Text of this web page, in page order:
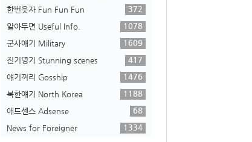
한번웃자 Fun Fun Fun
372
알아두면 Useful Info.
1078
군사얘기 Military
1609
진기명기 Stunning scenes
417
얘기꺼리 Gosship
1476
북한얘기 North Korea
1188
애드센스 Adsense
68
News for Foreigner
1334